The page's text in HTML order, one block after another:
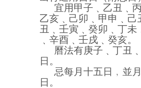
宜用甲子﹑乙丑﹑
乙亥﹑己卯﹑甲申﹑
丑﹑壬寅﹑癸卯﹑丁
﹑辛酉﹑壬戌﹑癸亥。
曆法有庚子﹑丁丑﹑
日。
忌每月十五日﹐並
日。